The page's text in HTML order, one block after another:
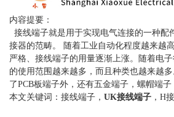
内容提要：
接线端子就是用于实现电气连接的一种配
接器的范畴。 随着工业自动化程度越来越
严格、接线端子的用量逐渐上涨。随着电
的使用范围越来越多，而且种类也越来越
了PCB板端子外，还有五金端子，螺帽端子
本文关键词：接线端子， UK接线端子 ，H